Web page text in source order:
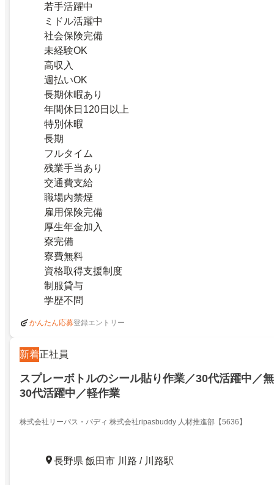
若手活躍中
ミドル活躍中
社会保険完備
未経験OK
高収入
週払いOK
長期休暇あり
年間休日120日以上
特別休暇
長期
フルタイム
残業手当あり
交通費支給
職場内禁煙
雇用保険完備
厚生年金加入
寮完備
寮費無料
資格取得支援制度
制服貸与
学歴不問
かんたん応募登録エントリー
新着正社員
スプレーボトルのシール貼り作業／30代活躍中／
30代活躍中／軽作業
株式会社リーパス・バディ 株式会社ripasbuddy 人材推進部【5636】
長野県 飯田市 川路 / 川路駅